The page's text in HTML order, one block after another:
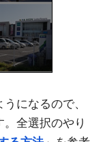
になるので、
全選択のやり